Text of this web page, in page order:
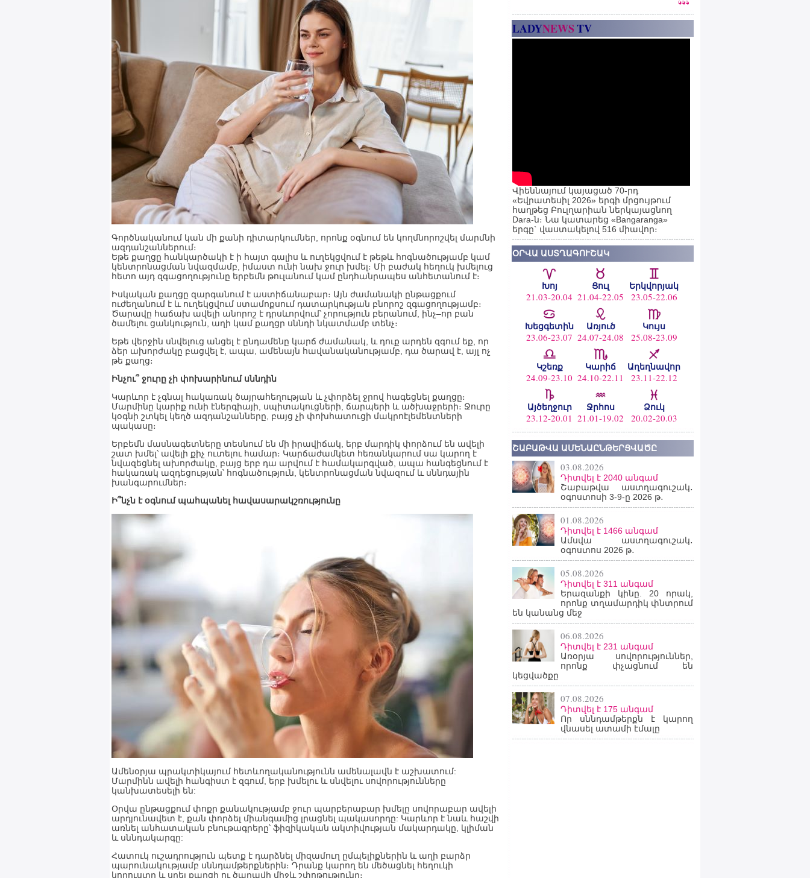
Գործնականում կան մի քանի դիտարկումներ, որոնք օգնում են կողմնորոշվել մարմնի
ազդանշաններում։
Եթե քաղցը հանկարծակի է ի հայտ գալիս և ուղեկցվում է թեթև հոգնածությամբ կամ
կենտրոնացման նվազմամբ, իմաստ ունի նախ ջուր խմել։ Մի բաժակ հեղուկ խմելուց
հետո այդ զգացողությունը երբեմն թուլանում կամ ընդհանրապես անհետանում է։
Իսկական քաղցը զարգանում է աստիճանաբար։ Այն ժամանակի ընթացքում
ուժեղանում է և ուղեկցվում ստամոքսում դատարկության բնորոշ զգացողությամբ։
Ծարավը հաճախ ավելի անորոշ է դրսևորվում՝ չորություն բերանում, ինչ–որ բան
ծամելու ցանկություն, աղի կամ քաղցր սննդի նկատմամբ տենչ։
Եթե վերջին սնվելուց անցել է ընդամենը կարճ ժամանակ, և դուք արդեն զգում եք, որ
ձեր ախորժակը բացվել է, ապա, ամենայն հավանականությամբ, դա ծարավ է, այլ ոչ
թե քաղց։
Ինչու՞ ջուրը չի փոխարինում սննդին
Կարևոր է չգնալ հակառակ ծայրահեղության և չփորձել ջրով հագեցնել քաղցը։
Մարմինը կարիք ունի էներգիայի, սպիտակուցների, ճարպերի և ածխաջրերի։ Ջուրը
կօգնի շտկել կեղծ ազդանշանները, բայց չի փոխհատուցի մակրոէլեմենտների
պակասը։
Երբեմն մասնագետները տեսնում են մի իրավիճակ, երբ մարդիկ փորձում են ավելի
շատ խմել՝ ավելի քիչ ուտելու համար։ Կարճաժամկետ հեռանկարում սա կարող է
նվազեցնել ախորժակը, բայց երբ դա արվում է համակարգված, ապա հանգեցնում է
հակառակ ազդեցության՝ հոգնածություն, կենտրոնացման նվազում և սննդային
խանգարումներ։
Ի՞նչն է օգնում պահպանել հավասարակշռությունը
Ամենօրյա պրակտիկայում հետևողականությունն ամենալավն է աշխատում:
Մարմինն ավելի հանգիստ է զգում, երբ խմելու և սնվելու սովորությունները
կանխատեսելի են:
Օրվա ընթացքում փոքր քանակությամբ ջուր պարբերաբար խմելը սովորաբար ավելի
արդյունավետ է, քան փորձել միանգամից լրացնել պակասորդը: Կարևոր է նաև հաշվի
առնել անհատական բնութագրերը՝ ֆիզիկական ակտիվության մակարդակը, կլիման
և սննդակարգը:
Հատուկ ուշադրություն պետք է դարձնել միզամուղ ըմպելիքներին և աղի բարձր
պարունակությամբ սննդամթերքներին։ Դրանք կարող են մեծացնել հեղուկի
կորուստը և սրել քաղցի ու ծարավի միջև շփոթությունը։
LADYNEWSTV
Վիեննայում կայացած 70-րդ
«Եվրատեսիլ 2026» երգի մրցույթում
հաղթեց Բուլղարիան ներկայացնող
Dara-ն։ Նա կատարեց «Bangaranga»
երգը` վաստակելով 516 միավոր։
ՕՐՎԱ ԱՍՏՂԱԳՈՒՇԱԿ
Խոյ
21.03-20.04
Ցուլ
21.04-22.05
Երկվորյակ
23.05-22.06
Խեցգետին
23.06-23.07
Առյուծ
24.07-24.08
Կույս
25.08-23.09
Կշեռք
24.09-23.10
Կարիճ
24.10-22.11
Աղեղնավոր
23.11-22.12
Այծեղջուր
23.12-20.01
Ջրհոս
21.01-19.02
Ձուկ
20.02-20.03
ՇԱԲԱԹՎԱ ԱՄԵՆԱԸՆԹԵՐՑՎԱԾԸ
03.08.2026
Դիտվել է 2040 անգամ
Շաբաթվա աստղագուշակ․
օգոստոսի 3-9-ը 2026 թ․
01.08.2026
Դիտվել է 1466 անգամ
Ամսվա աստղագուշակ․
օգոստոս 2026 թ․
05.08.2026
Դիտվել է 311 անգամ
Երազանքի կինը. 20 որակ,
որոնք տղամարդիկ փնտրում
են կանանց մեջ
06.08.2026
Դիտվել է 231 անգամ
Առօրյա սովորություններ,
որոնք փչացնում են
կեցվածքը
07.08.2026
Դիտվել է 175 անգամ
Որ սննդամթերքն է կարող
վնասել ատամի էմալը